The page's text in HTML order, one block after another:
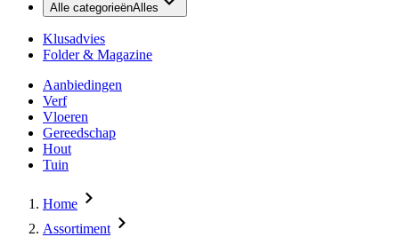
Alle categorieënAlles
Klusadvies
Folder & Magazine
Aanbiedingen
Verf
Vloeren
Gereedschap
Hout
Tuin
Home
Assortiment